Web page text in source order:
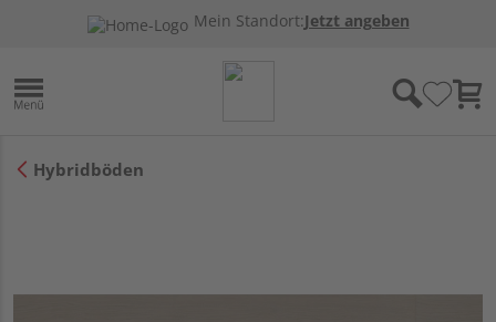
Mein Standort:Jetzt angeben
Hybridböden